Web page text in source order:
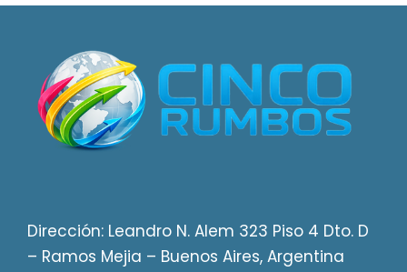
Dirección: Leandro N. Alem 323 Piso 4 Dto. D
– Ramos Mejia – Buenos Aires, Argentina